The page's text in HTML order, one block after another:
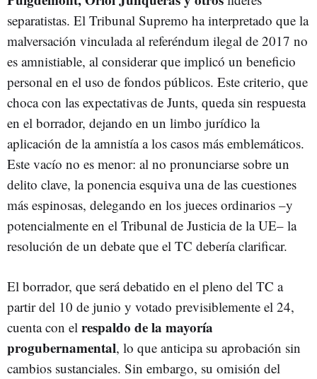
separatistas. El Tribunal Supremo ha interpretado que la
malversación vinculada al referéndum ilegal de 2017 no
es amnistiable, al considerar que implicó un beneficio
personal en el uso de fondos públicos. Este criterio, que
choca con las expectativas de Junts, queda sin respuesta
en el borrador, dejando en un limbo jurídico la
aplicación de la amnistía a los casos más emblemáticos.
Este vacío no es menor: al no pronunciarse sobre un
delito clave, la ponencia esquiva una de las cuestiones
más espinosas, delegando en los jueces ordinarios –y
potencialmente en el Tribunal de Justicia de la UE– la
resolución de un debate que el TC debería clarificar.
El borrador, que será debatido en el pleno del TC a
partir del 10 de junio y votado previsiblemente el 24,
cuenta con el respaldo de la mayoría
progubernamental, lo que anticipa su aprobación sin
cambios sustanciales. Sin embargo, su omisión del